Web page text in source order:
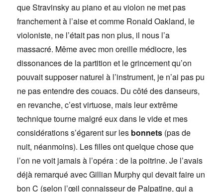
que Stravinsky au piano et au violon ne met pas
franchement à l’aise et comme Ronald Oakland, le
violoniste, ne l’était pas non plus, il nous l’a
massacré. Même avec mon oreille médiocre, les
dissonances de la partition et le grincement qu’on
pouvait supposer naturel à l’instrument, je n’ai pas pu
ne pas entendre des couacs. Du côté des danseurs,
en revanche, c’est virtuose, mais leur extrême
technique tourne malgré eux dans le vide et mes
considérations s’égarent sur les bonnets (pas de
nuit, néanmoins). Les filles ont quelque chose que
l’on ne voit jamais à l’opéra : de la poitrine. Je l’avais
déjà remarqué avec Gillian Murphy qui devait faire un
bon C (selon l’œil connaisseur de Palpatine, qui a